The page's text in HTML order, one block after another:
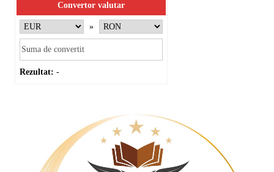
Convertor valutar
»
Rezultat: -